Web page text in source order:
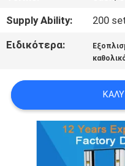
ΈΝΑ
ΑΠΌΣΠΑΣΜΑ
SITEMAP
PRIVACY
POLICY
Supply Ability:
200
Ειδικότερα: